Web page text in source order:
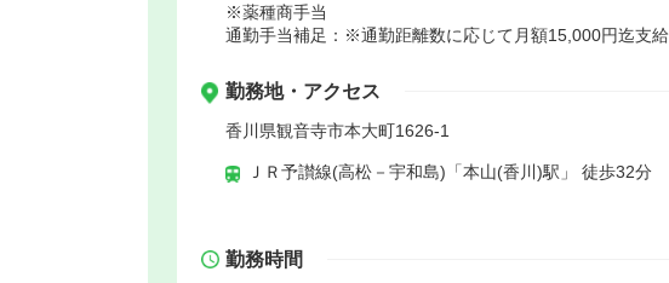
※薬種商手当
通勤手当補足：※通勤距離数に応じて月額15,000円迄支給
勤務地・アクセス
香川県観音寺市本大町1626-1
ＪＲ予讃線(高松－宇和島)「本山(香川)駅」 徒歩32分
勤務時間